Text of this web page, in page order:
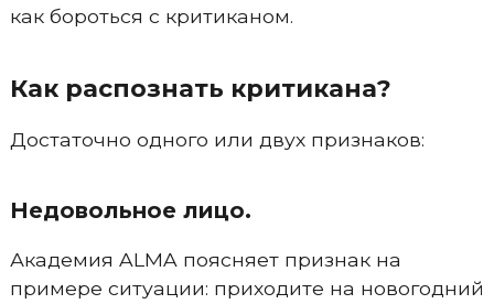
как бороться с критиканом.
Как распознать критикана?
Достаточно одного или двух признаков:
Недовольное лицо.
Академия ALMA поясняет признак на
примере ситуации: приходите на новогодний